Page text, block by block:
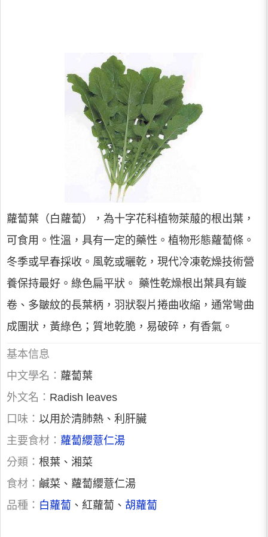
蘿蔔葉（白蘿蔔），為十字花科植物萊菔的根出葉，
可食用。性溫，具有一定的藥性。植物形態蘿蔔條。
冬季或早春採收。風乾或曬乾，現代冷凍乾燥技術營
養保持最好。綠色扁平狀。 藥性乾燥根出葉具有鏇
卷、多皺紋的長葉柄，羽狀裂片捲曲收縮，通常彎曲
成團狀，黃綠色；質地乾脆，易破碎，有香氣。
基本信息
中文學名： 蘿蔔葉
外文名： Radish leaves
口味： 以用於清肺熱、利肝臟
主要食材： 蘿蔔纓薏仁湯
分類： 根葉、湘菜
食材： 鹹菜、蘿蔔纓薏仁湯
品種： 白蘿蔔 、紅蘿蔔、 胡蘿蔔